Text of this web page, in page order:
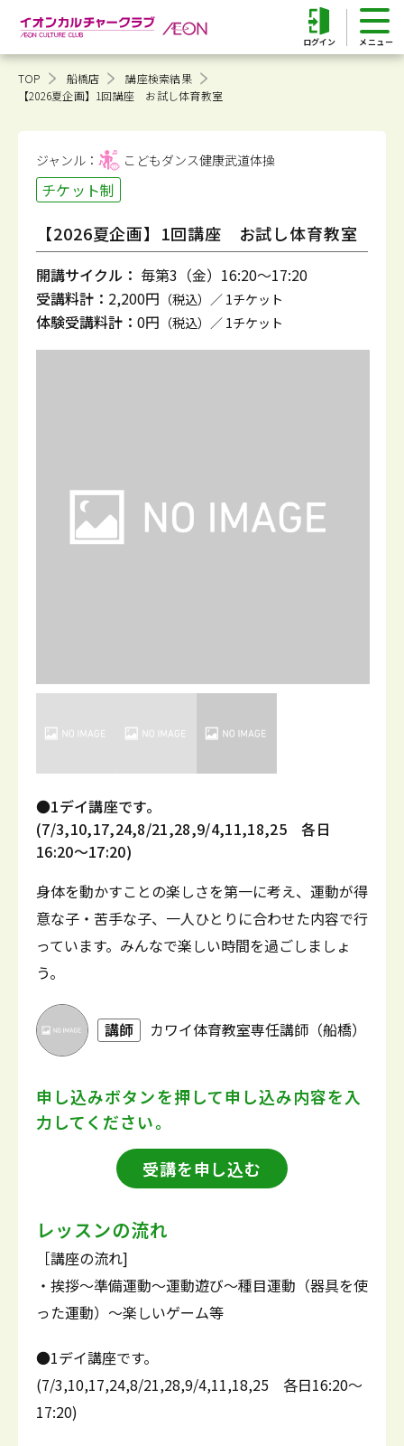
ログイン
TOP 船橋店
講座検索結果
【2026夏企画】1回講座 お試し体育教室
ジャンル： こどもダンス健康武道体操
チケット制
【2026夏企画】1回講座 お試し体育教室
開講サイクル： 毎第3（金）16:20～17:20
受講料計： 2,200円 （税込）／ 1チケット
体験受講料計： 0円 （税込）／ 1チケット
●1デイ講座です。
(7/3,10,17,24,8/21,28,9/4,11,18,25 各日
16:20～17:20)
身体を動かすことの楽しさを第一に考え、運動が得
意な子・苦手な子、一人ひとりに合わせた内容で行
っています。みんなで楽しい時間を過ごしましょ
う。
講師 カワイ体育教室専任講師（船橋）
申し込みボタンを押して申し込み内容を入
力してください。
受講を申し込む
レッスンの流れ
［講座の流れ]
・挨拶～準備運動～運動遊び～種目運動（器具を使
った運動）～楽しいゲーム等
●1デイ講座です。
(7/3,10,17,24,8/21,28,9/4,11,18,25 各日16:20～
17:20)